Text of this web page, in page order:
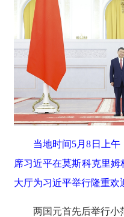
当地时间5月8日上
席习近平在莫斯科克里
大厅为习近平举行隆重欢
两国元首先后举行小